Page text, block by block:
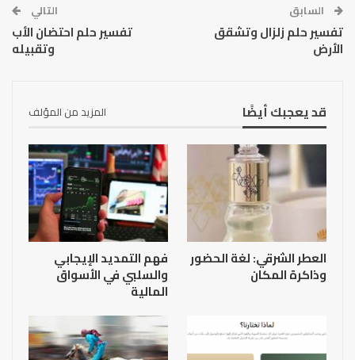
السابق
تفسير حلم زلزال وتشقق
الأرض
التالي
تفسير حلم احتضان الأب
وتقبيله
قد يعجبك أيضًا المزيد من المؤلف
العطر الشرقي: لغة الحضور
وذاكرة المكان
فهم التمديد الإيجابي
والسلبي في الأسواق
المالية